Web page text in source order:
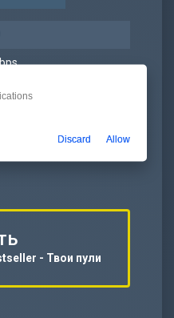
- Твои пули
Discard Allow